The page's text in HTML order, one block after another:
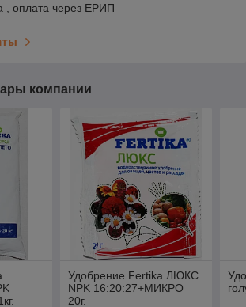
, оплата через ЕРИП
компании
Удобрение Fertika ЛЮКС
NPK 16:20:27+МИКРО
20г.